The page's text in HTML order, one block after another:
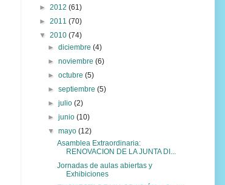
► 2012 (61)
► 2011 (70)
▼ 2010 (74)
►diciembre(4)
►noviembre(6)
►octubre(5)
►septiembre(5)
►julio(2)
►junio(10)
▼mayo(12)
Asamblea Extraordinaria:
RENOVACION DE LA JUNTA DI...
Jornadas de aulas abiertas y
Exhibiciones